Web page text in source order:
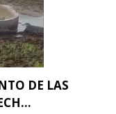
DE LAS